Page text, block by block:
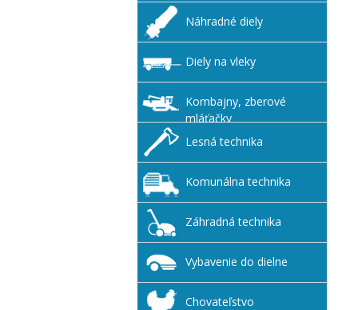
Náhradné diely
Diely na vleky
Kombajny, zberové
mláťačky
Lesná technika
Komunálna technika
Záhradná technika
Vybavenie do dielne
Chovateľstvo